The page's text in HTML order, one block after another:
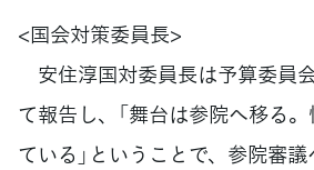
<国会対策委員長>
安住淳国対委員長は予算委員
て報告し、「舞台は参院へ移る
ている」ということで、参院審